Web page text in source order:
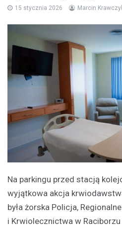
15 stycznia 2026 Marcin
Na parkingu przed stacją
wyjątkowa akcja
była żorska Policja,
i Krwiolecznictwa w